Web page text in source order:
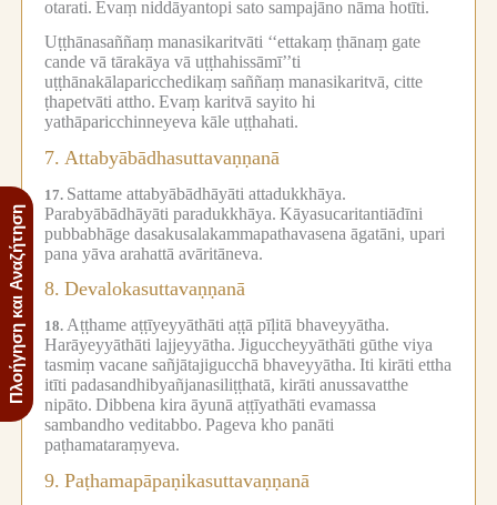
Πλοήγηση και Αναζήτηση
otarati. Evaṃ niddāyantopi sato sampajāno nāma hotīti.
Uṭṭhānasaññaṃ manasikaritvāti ‘‘ettakaṃ ṭhānaṃ gate
cande vā tārakāya vā uṭṭhahissāmī’’ti
uṭṭhānakālaparicchedikaṃ saññaṃ manasikaritvā, citte
ṭhapetvāti attho. Evaṃ karitvā sayito hi
yathāparicchinneyeva kāle uṭṭhahati.
7. Attabyābādhasuttavaṇṇanā
17. Sattame attabyābādhāyāti attadukkhāya.
Parabyābādhāyāti paradukkhāya. Kāyasucaritantiādīni
pubbabhāge dasakusalakammapathavasena āgatāni, upari
pana yāva arahattā avāritāneva.
8. Devalokasuttavaṇṇanā
18. Aṭṭhame aṭṭīyeyyāthāti aṭṭā pīḷitā bhaveyyātha.
Harāyeyyāthāti lajjeyyātha. Jiguccheyyāthāti gūthe viya
tasmiṃ vacane sañjātajigucchā bhaveyyātha. Iti kirāti ettha
itīti padasandhibyañjanasiliṭṭhatā, kirāti anussavatthe
nipāto. Dibbena kira āyunā aṭṭīyathāti evamassa
sambandho veditabbo. Pageva kho panāti
paṭhamataraṃyeva.
9. Paṭhamapāpaṇikasuttavaṇṇanā